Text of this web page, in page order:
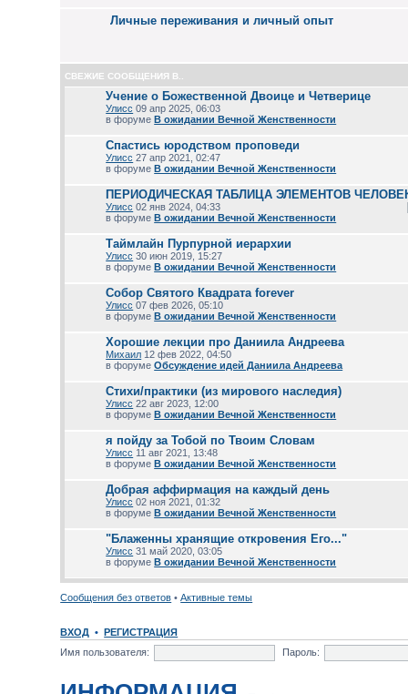
Личные переживания и личный опыт
СВЕЖИЕ СООБЩЕНИЯ В..
Учение о Божественной Двоице и Четверице
Улисс 09 апр 2025, 06:03
в форумеВ ожидании Вечной Женственности
Спастись юродством проповеди
Улисс 27 апр 2021, 02:47
в форумеВ ожидании Вечной Женственности
ПЕРИОДИЧЕСКАЯ ТАБЛИЦА ЭЛЕМЕНТОВ
Улисс 02 янв 2024, 04:33
в форумеВ ожидании Вечной Женственности
Таймлайн Пурпурной иерархии
Улисс 30 июн 2019, 15:27
в форумеВ ожидании Вечной Женственности
Собор Святого Квадрата forever
Улисс 07 фев 2026, 05:10
в форумеВ ожидании Вечной Женственности
Хорошие лекции про Даниила Андреева
Михаил 12 фев 2022, 04:50
в форумеОбсуждение идей Даниила Андреева
Стихи/практики (из мирового наследия)
Улисс 22 авг 2023, 12:00
в форумеВ ожидании Вечной Женственности
я пойду за Тобой по Твоим Словам
Улисс 11 авг 2021, 13:48
в форумеВ ожидании Вечной Женственности
Добрая аффирмация на каждый день
Улисс 02 ноя 2021, 01:32
в форумеВ ожидании Вечной Женственности
"Блаженны хранящие откровения Его..."
Улисс 31 май 2020, 03:05
в форумеВ ожидании Вечной Женственности
Сообщения без ответов •Активные темы
ВХОД •РЕГИСТРАЦИЯ
Имя пользователя:
Пароль: